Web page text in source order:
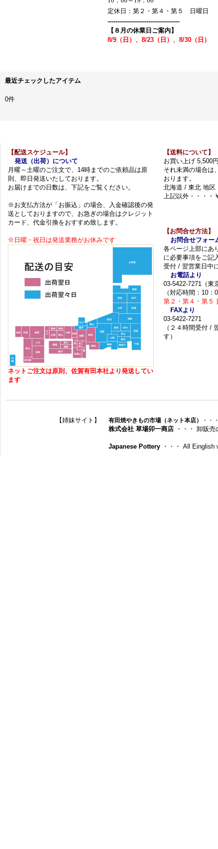
定休日：第２・第４・第５ 日曜日
-------------------------------------
【８月の休業日ご案内】
8/9（日）、8/23（日）、8/30（日）
最近チェックしたアイテム
0件
【配送スケジュール】
発送（出荷）について
月曜～土曜のご注文で、14時までのご依頼品は原
則、即日発送いたしております。
お届けまでの日数は、下記をご覧ください。
※お支払方法が「お振込」の場合、入金確認後の発
送としておりますので、お急ぎの場合はクレジット
カード、代金引換をおすすめ致します。
※日曜・祝日は発送業務がお休みです
ネットご注文は原則、佐賀有田本社より発送してい
ます
【送料について】
お買い上げ 5,500
それ未満の場合は
おります。
北海道 / 東北 地区
上記以外・・・・
【お問合せ方法】
お問合せフォー
各ページ上部にあ
に必要事項をご記
受付 / 翌営業日中
お電話より
03-5422-7271（東
（対応時間：10：
第２・第４・第５
FAXより
03-5422-7271
（２４時間受付 /
す）
【姉妹サイト】 有田焼やきもの市場（ネット本店） ・・
株式会社 草場卯一商店 ・・・ 卸販
Japanese Pottery ・・・ All